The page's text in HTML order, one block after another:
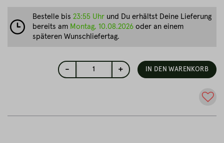
- 1 + IN DEN WARENKORB
Bestelle bis 23:55 Uhr und Du erhältst Deine Lieferung
bereits am Montag, 10.08.2026 oder an einem
späteren Wunschliefertag.